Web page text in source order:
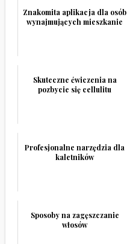
Znakomita aplikacja dla osób
wynajmujących mieszkanie
Skuteczne ćwiczenia na
pozbycie się cellulitu
Profesjonalne narzędzia dla
kaletników
Sposoby na zagęszczanie
włosów